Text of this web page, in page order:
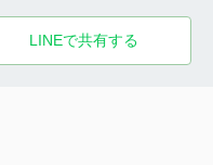
LINEで共有する